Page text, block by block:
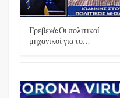
Γρεβενά:Οι πολιτικοί
μηχανικοί για το…